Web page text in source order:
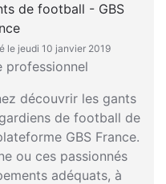
de football - GBS
le jeudi 10 janvier 2019
professionnel
découvrir les gants
de football de
GBS France.
ou ces passionnés
adéquats, à